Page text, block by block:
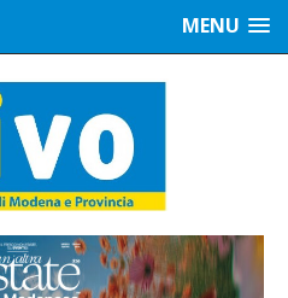
MENU